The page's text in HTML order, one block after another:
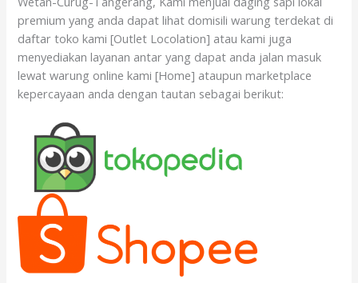
premium yang anda dapat lihat domisili warung terdekat di
daftar toko kami [Outlet Locolation] atau kami juga
menyediakan layanan antar yang dapat anda jalan masuk
lewat warung online kami [Home] ataupun marketplace
kepercayaan anda dengan tautan sebagai berikut: